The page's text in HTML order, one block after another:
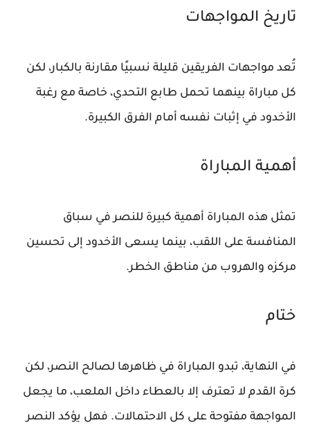
تاريخ المواجهات
تُعد مواجهات الفريقين قليلة نسبيًا مقارنة بالكبار، لكن
كل مباراة بينهما تحمل طابع التحدي، خاصة مع رغبة
الأخدود في إثبات نفسه أمام الفرق الكبيرة.
أهمية المباراة
تمثل هذه المباراة أهمية كبيرة للنصر في سباق
المنافسة على اللقب، بينما يسعى الأخدود إلى تحسين
مركزه والهروب من مناطق الخطر.
ختام
في النهاية، تبدو المباراة في ظاهرها لصالح النصر، لكن
كرة القدم لا تعترف إلا بالعطاء داخل الملعب، ما يجعل
المواجهة مفتوحة على كل الاحتمالات. فهل يؤكد النصر